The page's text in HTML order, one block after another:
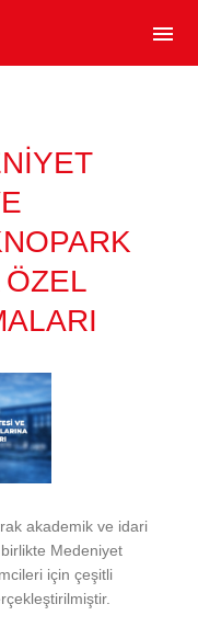
OFISI -
menu
akademik ve idari
Medeniyet
için çeşitli